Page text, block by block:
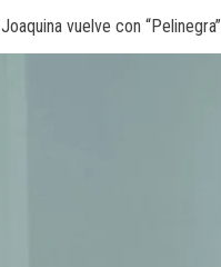
Joaquina vuelve con